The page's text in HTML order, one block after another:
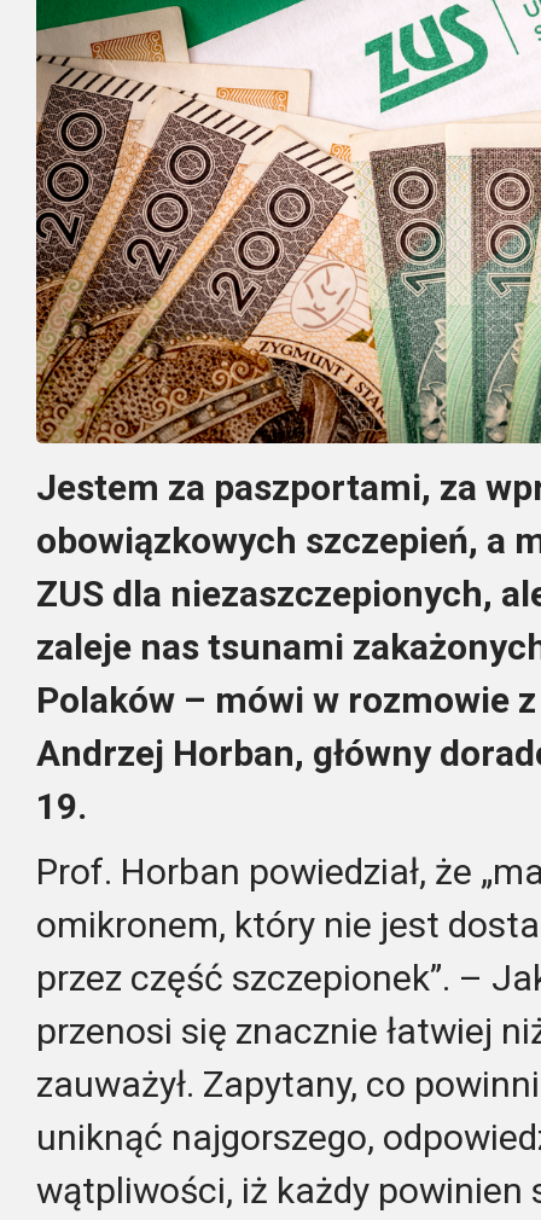
Jestem za paszportami, za
obowiązkowych szczepień, a
ZUS dla niezaszczepionych,
zaleje nas tsunami
Polaków – mówi w rozmowie
Andrzej Horban, główny
19.
Prof. Horban powiedział, że
omikronem, który nie jest
przez część szczepionek”. –
przenosi się znacznie łatwiej
zauważył. Zapytany, co
uniknąć najgorszego,
wątpliwości, iż każdy powinien